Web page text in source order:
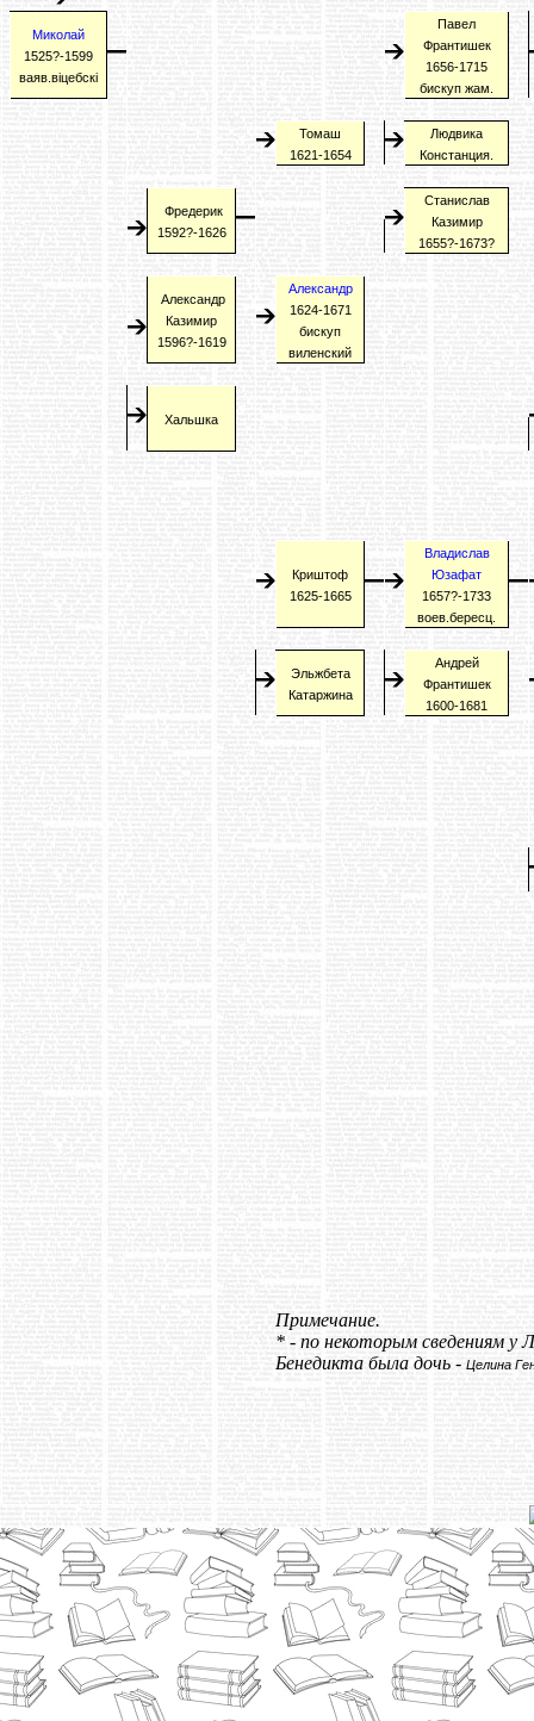
Миколай
1525?-1599
ваяв.віцебскі
Павел
Франтишек
1656-1715
бискуп жам.
Томаш
1621-1654
Людвика
Констанция.
Фредерик
1592?-1626
Станислав
Казимир
1655?-1673?
Александр
Казимир
1596?-1619
Александр
1624-1671
бискуп
виленский
Хальшка
Криштоф
1625-1665
Владислав
Юзафат
1657?-1733
воев.бересц.
Эльжбета
Катаржина
Андрей
Франтишек
1600-1681
Примечание.
* - по некоторым сведениям у
Бенедикта была дочь - Целина